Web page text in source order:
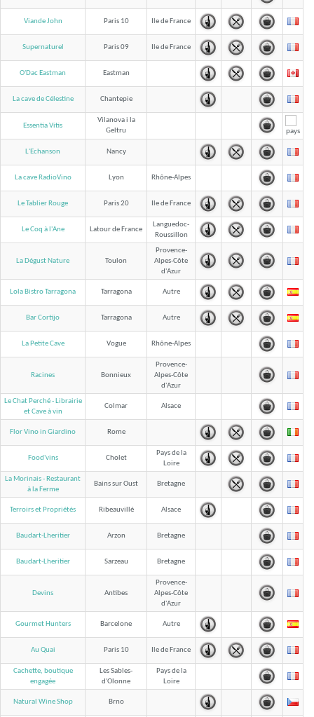
Viande John Paris 10 Ile de France
Supernaturel Paris 09 Ile de France
O'Dac Eastman Eastman
La cave de Célestine Chantepie
Essentia Vitis
Vilanova i la
Geltru
L'Echanson Nancy
La cave RadioVino Lyon Rhône-Alpes
Le Tablier Rouge Paris 20 Ile de France
Le Coq à l'Ane Latour de France
Languedoc-
Roussillon
La Dégust Nature Toulon
Provence-
Alpes-Côte
d'Azur
Lola Bistro Tarragona Tarragona Autre
Bar Cortijo Tarragona Autre
La Petite Cave Vogue Rhône-Alpes
Racines Bonnieux
Provence-
Alpes-Côte
d'Azur
Le Chat Perché - Librairie
et Cave à vin
Colmar Alsace
Flor Vino in Giardino Rome
Food'vins Cholet
Pays de la
Loire
La Morinais - Restaurant
à la Ferme
Bains sur Oust Bretagne
Terroirs et Propriétés Ribeauvillé Alsace
Baudart-Lheritier Arzon Bretagne
Baudart-Lheritier Sarzeau Bretagne
Devins Antibes
Provence-
Alpes-Côte
d'Azur
Gourmet Hunters Barcelone Autre
Au Quai Paris 10 Ile de France
Cachette, boutique
engagée
Les Sables-
d'Olonne
Pays de la
Loire
Natural Wine Shop Brno